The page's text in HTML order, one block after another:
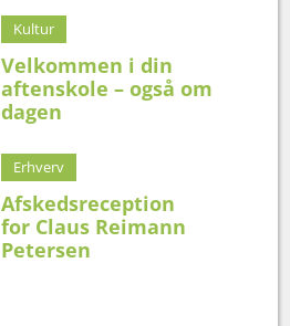
Kultur
Velkommen i din
aftenskole – også om
dagen
Erhverv
Afskedsreception
for Claus Reimann
Petersen